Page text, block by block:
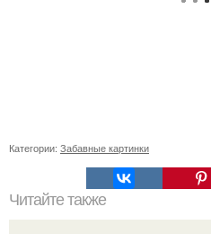
Категории: Забавные картинки
Читайте также